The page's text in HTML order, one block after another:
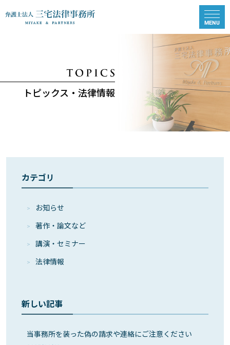
トピックス・法律情報
カテゴリ
お知らせ
著作・論⽂など
講演・セミナー
法律情報
新しい記事
当事務所を装った偽の請求や連絡にご注意ください